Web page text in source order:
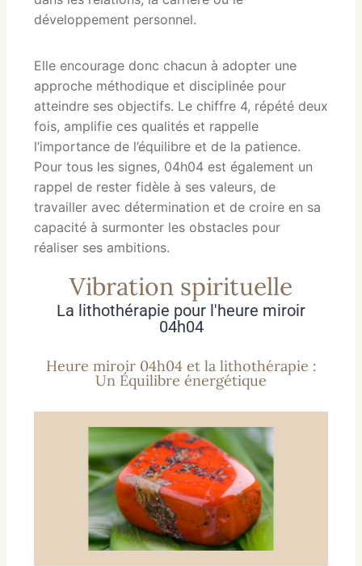
développement personnel.
Elle encourage donc chacun à adopter une
approche méthodique et disciplinée pour
atteindre ses objectifs. Le chiffre 4, répété deux
fois, amplifie ces qualités et rappelle
l’importance de l’équilibre et de la patience.
Pour tous les signes, 04h04 est également un
rappel de rester fidèle à ses valeurs, de
travailler avec détermination et de croire en sa
capacité à surmonter les obstacles pour
réaliser ses ambitions.
Vibration spirituelle
La lithothérapie pour l'heure miroir
04h04
Heure miroir 04h04 et la lithothérapie :
Un Équilibre énergétique